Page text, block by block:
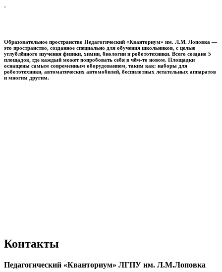
.
Образовательное пространство Педагогический «Кванториум» им. Л.М. Лоповка —
это пространство, созданное специально для обучения школьников, с целью
углублённого изучения физики, химии, биологии и робототехники. Всего создано 5
площадок, где каждый может попробовать себя в чём-то новом. Площадки
оснащены самым современным оборудованием, таким как: наборы для
робототехники, автоматических автомобилей, беспилотных летательных аппаратов
и многим другим.
Контакты
Педагогический «Кванториум» ЛГПУ им. Л.М.Лоповка